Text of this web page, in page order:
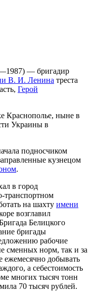
— бригадир
В. И. Ленина треста
Герой
Краснополье, ныне в
Украины в
подносчиком
кузнецом
.
в город
транспортном
на шахту имени
возглавил
Белицкого
бригады
рабочие
сменных норм, так и за
добывать
а себестоимость
многих тысяч тонн
70 тысяч рублей.